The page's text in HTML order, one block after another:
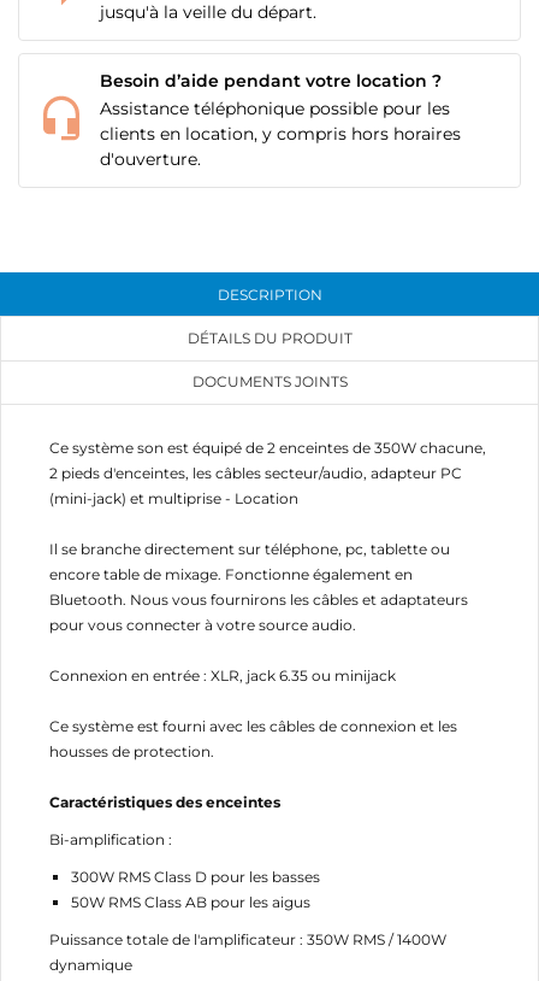
jusqu'à la veille du départ.
Besoin d’aide pendant votre location ?
Assistance téléphonique possible pour les
clients en location, y compris hors horaires
d'ouverture.
DESCRIPTION
DÉTAILS DU PRODUIT
DOCUMENTS JOINTS
Ce système son est équipé de 2 enceintes de 350W chacune,
2 pieds d'enceintes, les câbles secteur/audio, adapteur PC
(mini-jack) et multiprise - Location
Il se branche directement sur téléphone, pc, tablette ou
encore table de mixage. Fonctionne également en
Bluetooth. Nous vous fournirons les câbles et adaptateurs
pour vous connecter à votre source audio.
Connexion en entrée : XLR, jack 6.35 ou minijack
Ce système est fourni avec les câbles de connexion et les
housses de protection.
Caractéristiques des enceintes
Bi-amplification :
300W RMS Class D pour les basses
50W RMS Class AB pour les aigus
Puissance totale de l'amplificateur : 350W RMS / 1400W
dynamique